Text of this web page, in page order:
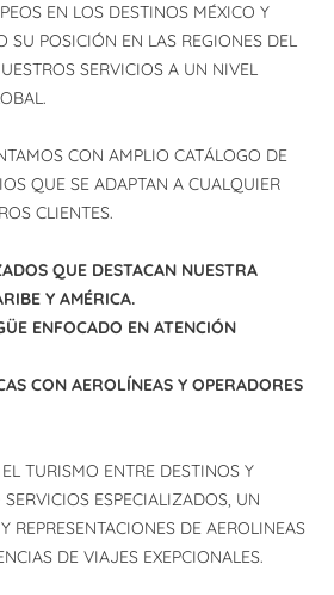
EN LOS DESTINOS MÉXICO Y
SU POSICIÓN EN LAS REGIONES DEL
SERVICIOS A UN NIVEL
CON AMPLIO CATÁLOGO DE
QUE SE ADAPTAN A CUALQUIER
CLIENTES.
QUE DESTACAN NUESTRA
Y AMÉRICA.
ENFOCADO EN ATENCIÓN
CON AEROLÍNEAS Y OPERADORES
TURISMO ENTRE DESTINOS Y
ESPECIALIZADOS, UN
REPRESENTACIONES DE AEROLINEAS
DE VIAJES EXEPCIONALES.